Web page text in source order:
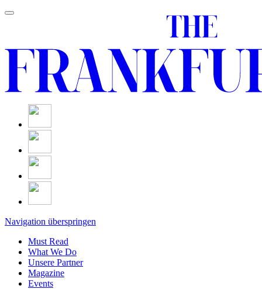
Navigation überspringen
Must Read
What We Do
Unsere Partner
Magazine
Events